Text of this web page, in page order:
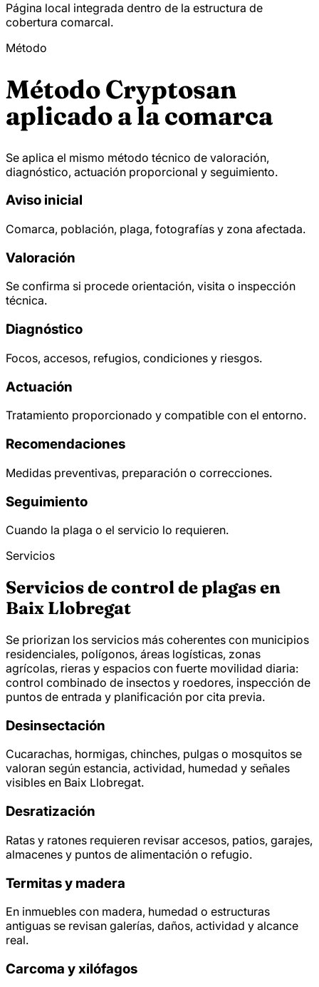
Página local integrada dentro de la estructura de
cobertura comarcal.
Método
Método Cryptosan
aplicado a la comarca
Se aplica el mismo método técnico de valoración,
diagnóstico, actuación proporcional y seguimiento.
Aviso inicial
Comarca, población, plaga, fotografías y zona afectada.
Valoración
Se confirma si procede orientación, visita o inspección
técnica.
Diagnóstico
Focos, accesos, refugios, condiciones y riesgos.
Actuación
Tratamiento proporcionado y compatible con el entorno.
Recomendaciones
Medidas preventivas, preparación o correcciones.
Seguimiento
Cuando la plaga o el servicio lo requieren.
Servicios
Servicios de control de plagas en
Baix Llobregat
Se priorizan los servicios más coherentes con municipios
residenciales, polígonos, áreas logísticas, zonas
agrícolas, rieras y espacios con fuerte movilidad diaria:
control combinado de insectos y roedores, inspección de
puntos de entrada y planificación por cita previa.
Desinsectación
Cucarachas, hormigas, chinches, pulgas o mosquitos se
valoran según estancia, actividad, humedad y señales
visibles en Baix Llobregat.
Desratización
Ratas y ratones requieren revisar accesos, patios, garajes,
almacenes y puntos de alimentación o refugio.
Termitas y madera
En inmuebles con madera, humedad o estructuras
antiguas se revisan galerías, daños, actividad y alcance
real.
Carcoma y xilófagos